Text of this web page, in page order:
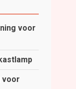
voor
voor